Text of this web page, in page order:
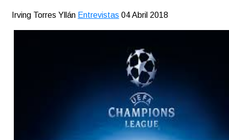
Irving Torres Yllán Entrevistas 04 Abril 2018